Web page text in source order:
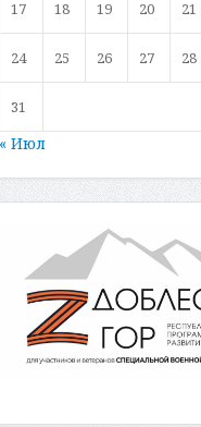
17 18 19 20 21
24 25 26 27 28
31
« Июл